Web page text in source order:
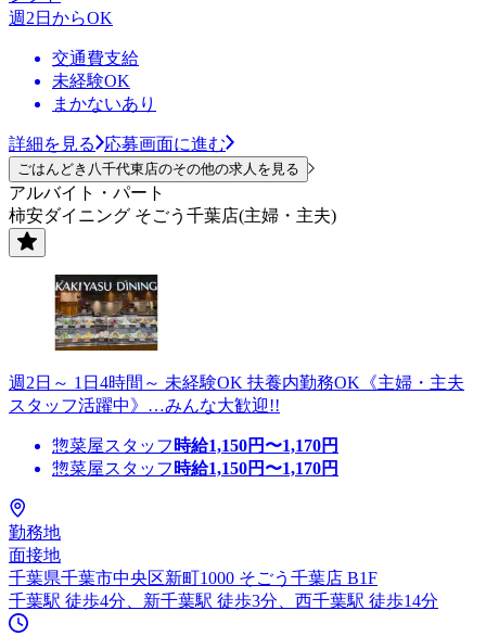
週2日からOK
交通費支給
未経験OK
まかないあり
詳細を見る 応募画面に進む
ごはんどき八千代東店のその他の求人を見る
アルバイト・パート
柿安ダイニング そごう千葉店(主婦・主夫)
週2日～ 1日4時間～ 未経験OK 扶養内勤務OK《主婦・主夫
スタッフ活躍中》…みんな大歓迎!!
惣菜屋スタッフ 時給1,150円〜1,170円
惣菜屋スタッフ 時給1,150円〜1,170円
勤務地
面接地
千葉県千葉市中央区新町1000 そごう千葉店 B1F
千葉駅 徒歩4分、新千葉駅 徒歩3分、西千葉駅 徒歩14分